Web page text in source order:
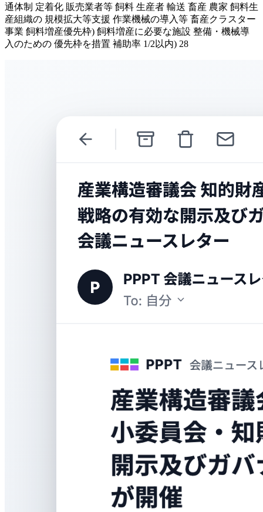
通体制 定着化 販売業者等 飼料 生産者 輸送 畜産 農家 飼料生
産組織の 規模拡大等支援 作業機械の導入等 畜産クラスター
事業 飼料増産優先枠) 飼料増産に必要な施設 整備・機械導
入のための 優先枠を措置 補助率 1/2以内) 28